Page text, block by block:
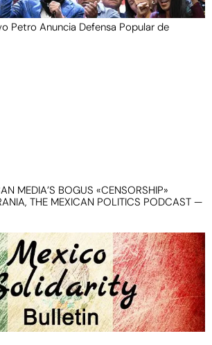
Petro Anuncia Defensa Popular de
MEDIA’S BOGUS «CENSORSHIP»
THE MEXICAN POLITICS PODCAST —